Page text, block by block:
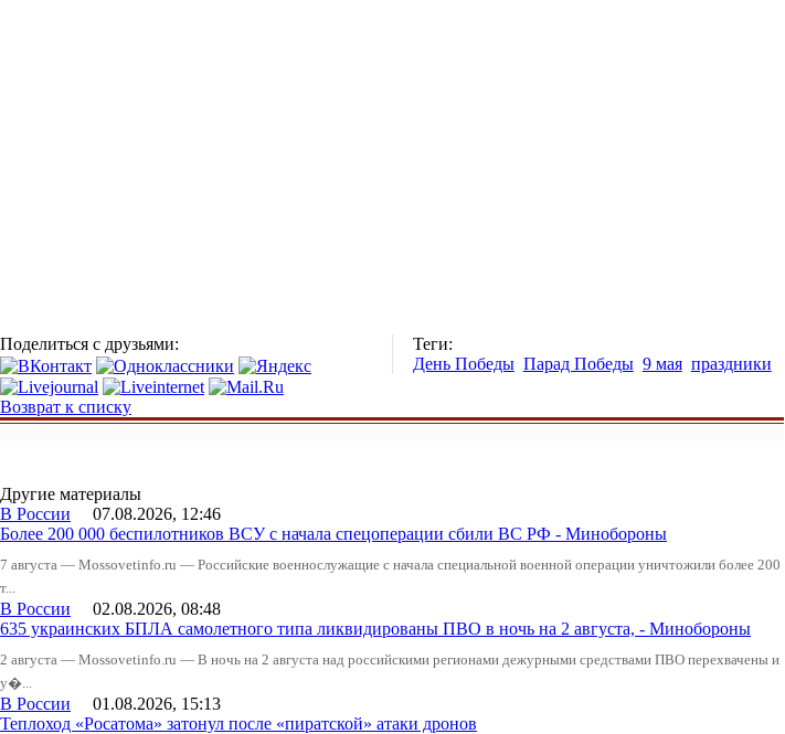
Поделиться с друзьями:
Теги:
День Победы Парад Победы 9 мая праздники
Возврат к списку
Другие материалы
В России 07.08.2026, 12:46
Более 200 000 беспилотников ВСУ с начала спецоперации сбили ВС РФ - Минобороны
7 августа — Mossovetinfo.ru — Российские военнослужащие с начала специальной военной операции уничтожили более 200
т...
В России 02.08.2026, 08:48
635 украинских БПЛА самолетного типа ликвидированы ПВО в ночь на 2 августа, - Минобороны
2 августа — Mossovetinfo.ru — В ночь на 2 августа над российскими регионами дежурными средствами ПВО перехвачены и
у�...
В России 01.08.2026, 15:13
Теплоход «Росатома» затонул после «пиратской» атаки дронов